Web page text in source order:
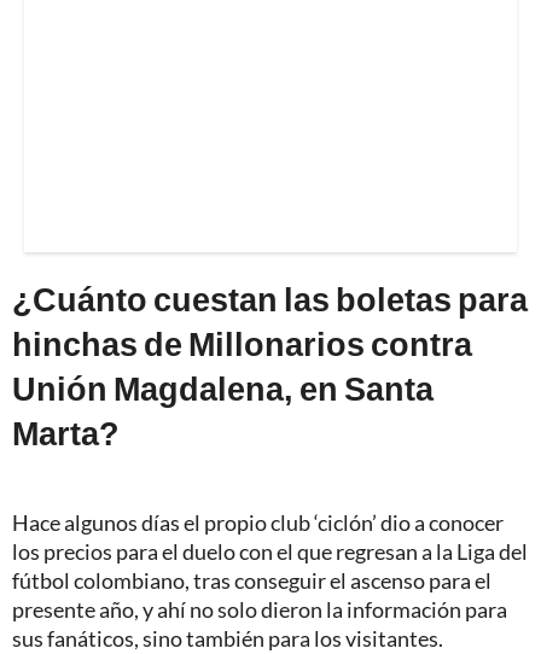
¿Cuánto cuestan las boletas para
hinchas de Millonarios contra
Unión Magdalena, en Santa
Marta?
Hace algunos días el propio club ‘ciclón’ dio a conocer
los precios para el duelo con el que regresan a la Liga del
fútbol colombiano, tras conseguir el ascenso para el
presente año, y ahí no solo dieron la información para
sus fanáticos, sino también para los visitantes.